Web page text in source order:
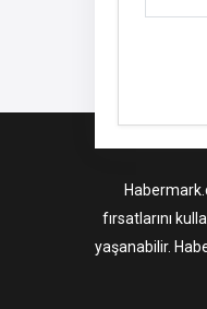
fırsatlarını
yaşanabilir.